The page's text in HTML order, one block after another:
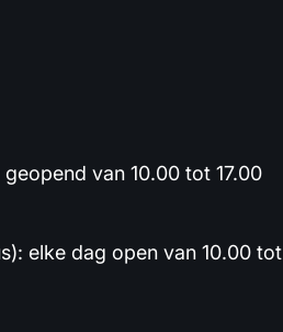
van 10.00 tot 17.00
elke dag open van 10.00 tot